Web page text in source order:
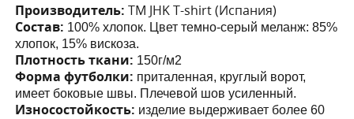
Производитель:ТМ JHK T-shirt (Испания)
Состав: 100% хлопок. Цвет темно-серый меланж: 85%
хлопок, 15% вискоза.
Плотность ткани: 150г/м2
Форма футболки: приталенная, круглый ворот,
имеет боковые швы. Плечевой шов усиленный.
Износостойкость: изделие выдерживает более 60